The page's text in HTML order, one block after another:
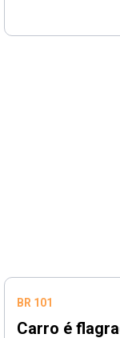
BR 101
Carro é